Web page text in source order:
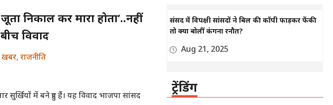
निकाल कर मारा होता’..नहीं
विवाद
खबर,राजनीति
सुर्खियों में बने हुए हैं। यह विवाद भाजपा सांसद
संसद में विपक्षी सांसदों ने बिल की कॉपी फाड़कर फेंकी
तो क्या बोलीं कंगना रनौत?
Aug 21, 2025
ट्रेंडिंग